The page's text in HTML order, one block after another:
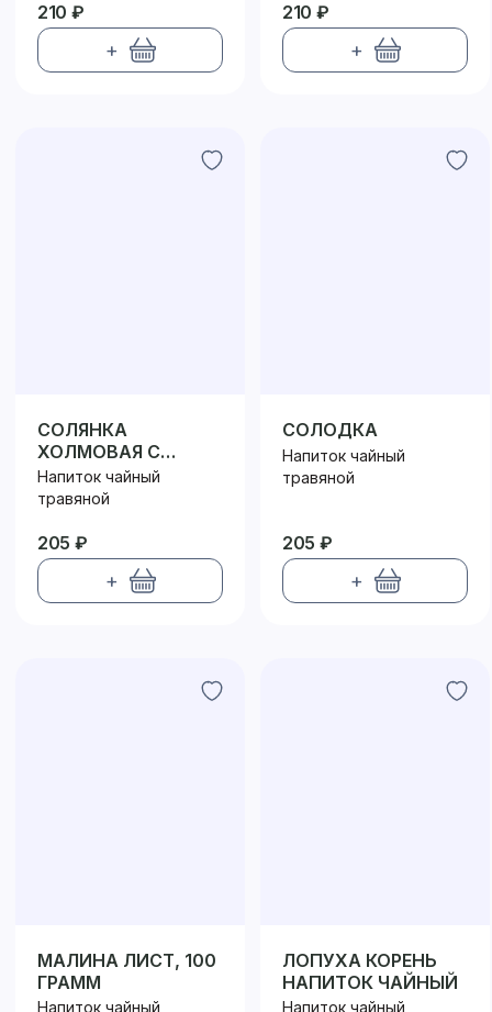
210 ₽
+
210 ₽
+
СОЛЯНКА
ХОЛМОВАЯ С
ПОБЕГАМИ
КУРИЛЬСКОГО ЧАЯ
Напиток чайный
травяной
205 ₽
+
СОЛОДКА
Напиток чайный
травяной
205 ₽
+
МАЛИНА ЛИСТ, 100
ГРАММ
Напиток чайный
ЛОПУХА КОРЕНЬ
НАПИТОК ЧАЙНЫЙ
Напиток чайный